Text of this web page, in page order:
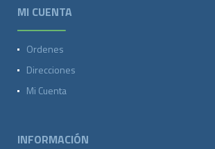
MI CUENTA
Ordenes
Direcciones
Mi Cuenta
INFORMACIÓN